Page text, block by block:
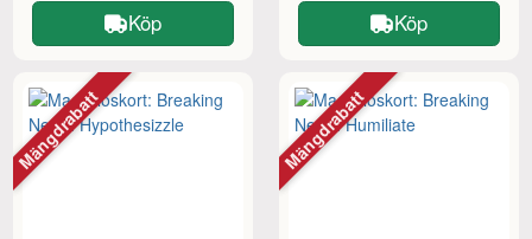
Köp Köp
Mängdrabatt Mängdrabatt